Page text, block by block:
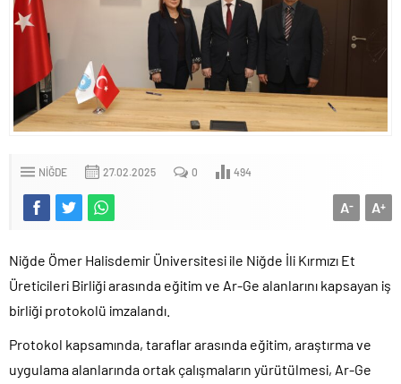
NIĞDE 27.02.2025 0 494
A+
A-
Niğde Ömer Halisdemir Üniversitesi ile Niğde İli Kırmızı Et
Üreticileri Birliği arasında eğitim ve Ar-Ge alanlarını kapsayan iş
birliği protokolü imzalandı.
Protokol kapsamında, taraflar arasında eğitim, araştırma ve
uygulama alanlarında ortak çalışmaların yürütülmesi, Ar-Ge